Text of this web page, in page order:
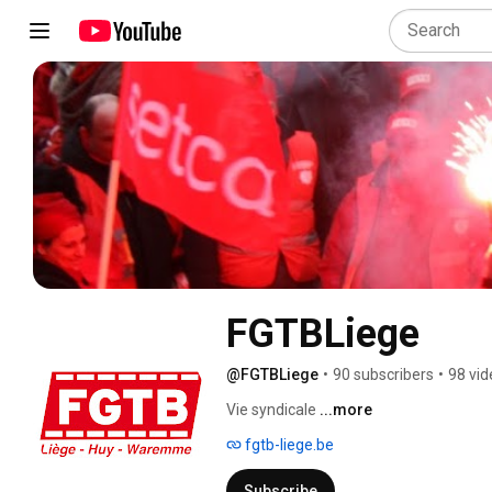
FGTBLiege
@FGTBLiege • 90 subscribers • 98
Vie syndicale ...more
fgtb-liege.be